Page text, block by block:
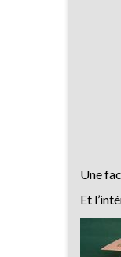
Une
Et